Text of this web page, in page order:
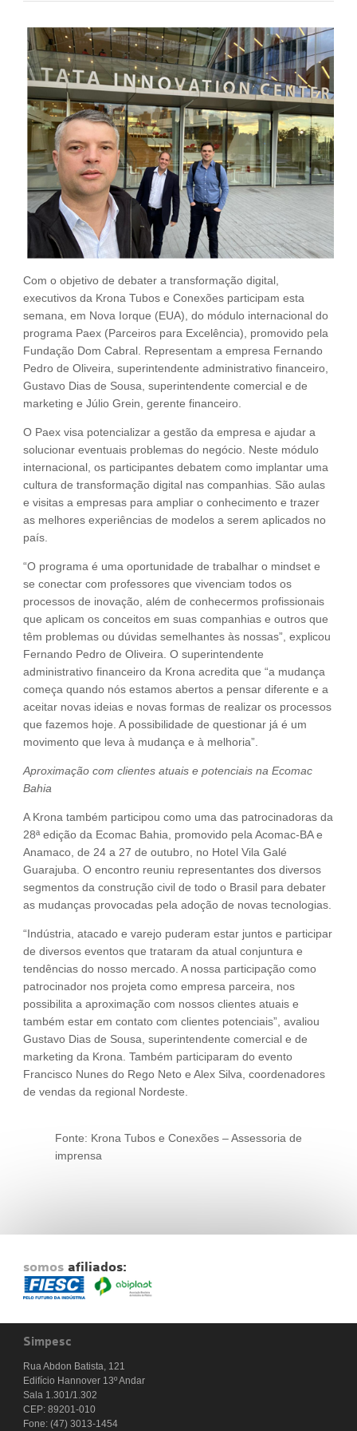
NOSSAS ASSOCIADAS
SEJA UM ASSOCIADO
VAGAS
Com o objetivo de debater a transformação digital,
executivos da Krona Tubos e Conexões participam esta
semana, em Nova Iorque (EUA), do módulo internacional do
programa Paex (Parceiros para Excelência), promovido pela
Fundação Dom Cabral. Representam a empresa Fernando
Pedro de Oliveira, superintendente administrativo financeiro,
Gustavo Dias de Sousa, superintendente comercial e de
marketing e Júlio Grein, gerente financeiro.
O Paex visa potencializar a gestão da empresa e ajudar a
solucionar eventuais problemas do negócio. Neste módulo
internacional, os participantes debatem como implantar uma
cultura de transformação digital nas companhias. São aulas
e visitas a empresas para ampliar o conhecimento e trazer
as melhores experiências de modelos a serem aplicados no
país.
“O programa é uma oportunidade de trabalhar o mindset e
se conectar com professores que vivenciam todos os
processos de inovação, além de conhecermos profissionais
que aplicam os conceitos em suas companhias e outros que
têm problemas ou dúvidas semelhantes às nossas”, explicou
Fernando Pedro de Oliveira. O superintendente
administrativo financeiro da Krona acredita que “a mudança
começa quando nós estamos abertos a pensar diferente e a
aceitar novas ideias e novas formas de realizar os processos
que fazemos hoje. A possibilidade de questionar já é um
movimento que leva à mudança e à melhoria”.
Aproximação com clientes atuais e potenciais na Ecomac
Bahia
A Krona também participou como uma das patrocinadoras da
28ª edição da Ecomac Bahia, promovido pela Acomac-BA e
Anamaco, de 24 a 27 de outubro, no Hotel Vila Galé
Guarajuba. O encontro reuniu representantes dos diversos
segmentos da construção civil de todo o Brasil para debater
as mudanças provocadas pela adoção de novas tecnologias.
“Indústria, atacado e varejo puderam estar juntos e participar
de diversos eventos que trataram da atual conjuntura e
tendências do nosso mercado. A nossa participação como
patrocinador nos projeta como empresa parceira, nos
possibilita a aproximação com nossos clientes atuais e
também estar em contato com clientes potenciais”, avaliou
Gustavo Dias de Sousa, superintendente comercial e de
marketing da Krona. Também participaram do evento
Francisco Nunes do Rego Neto e Alex Silva, coordenadores
de vendas da regional Nordeste.
Fonte: Krona Tubos e Conexões – Assessoria de
imprensa
somos afiliados:
Simpesc
Rua Abdon Batista, 121
Edifício Hannover 13º Andar
Sala 1.301/1.302
CEP: 89201-010
Fone: (47) 3013-1454